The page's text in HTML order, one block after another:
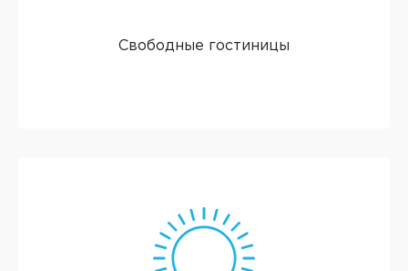
Свободные гостиницы